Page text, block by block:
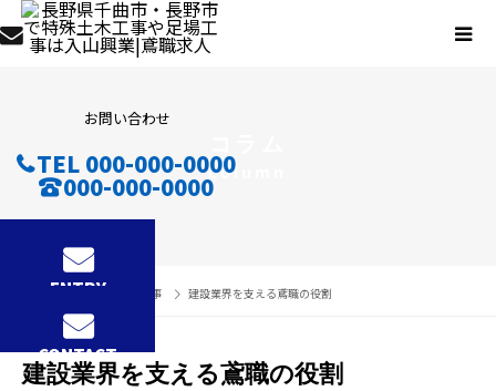
お問い合わせ
TEL 000-000-0000
000-000-0000
ENTRY
CONTACT
column
足場工事 建設業界を支える鳶職の役割
建設業界を支える鳶職の役割